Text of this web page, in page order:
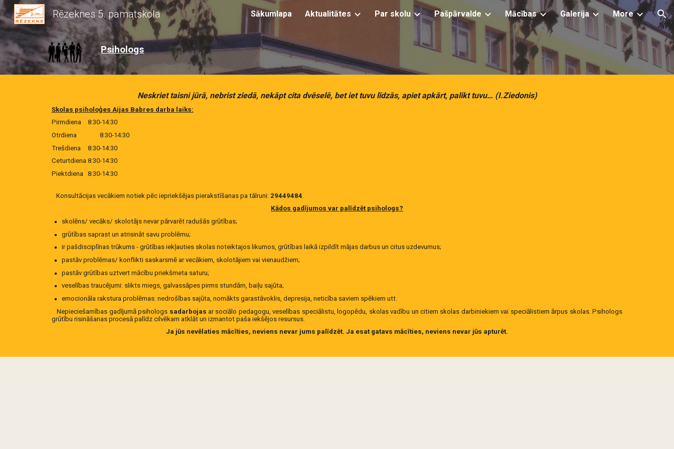
Skip to main content Skip to navigation
Rēzeknes 5. pamatskola Sākumlapa Aktualitātes Par skolu Pašpārvalde Mācības Galerija More
Psihologs
Neskriet taisni jūrā, nebrist ziedā, nekāpt cita dvēselē, bet iet tuvu līdzās, apiet apkārt, palikt tuvu… (I.Ziedonis)
Skolas psiholoģes Aijas Babres darba laiks:
Pirmdiena
8:30-14:30
Otrdiena
8:30-14:30
Trešdiena
8:30-14:30
Ceturtdiena 8:30-14:30
Piektdiena
8:30-14:30
Konsultācijas vecākiem notiek pēc iepriekšējas pierakstīšanas pa tālruni: 29449484
Kādos gadījumos var palīdzēt psihologs?
skolēns/ vecāks/ skolotājs nevar pārvarēt radušās grūtības;
grūtības saprast un atrisināt savu problēmu;
ir pašdisciplīnas trūkums - grūtības iekļauties skolas noteiktajos likumos, grūtības laikā izpildīt mājas darbus un citus uzdevumus;
pastāv problēmas/ konflikti saskarsmē ar vecākiem, skolotājiem vai vienaudžiem;
pastāv grūtības uztvert mācību priekšmeta saturu;
veselības traucējumi: slikts miegs, galvassāpes pirms stundām, baiļu sajūta;
emocionāla rakstura problēmas: nedrošības sajūta, nomākts garastāvoklis, depresija, neticība saviem spēkiem utt.
Nepieciešamības gadījumā psihologs sadarbojas ar sociālo pedagogu, veselības speciālistu, logopēdu, skolas vadību un citiem skolas darbiniekiem vai speciālistiem ārpus skolas. Psihologs
grūtību risināšanas procesā palīdz cilvēkam atklāt un izmantot paša iekšējos resursus.
Ja jūs nevēlaties mācīties, neviens nevar jums palīdzēt. Ja esat gatavs mācīties, neviens nevar jūs apturēt.